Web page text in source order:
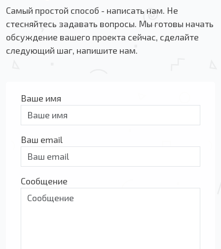
Самый простой способ - написать нам. Не
стесняйтесь задавать вопросы. Мы готовы начать
обсуждение вашего проекта сейчас, сделайте
следующий шаг, напишите нам.
Ваше имя
Ваш email
Сообщение